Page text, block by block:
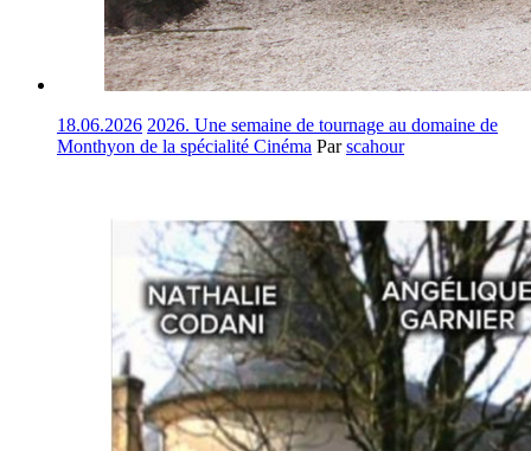
18.06.2026 2026. Une semaine de tournage au domaine de
Monthyon de la spécialité Cinéma Parscahour